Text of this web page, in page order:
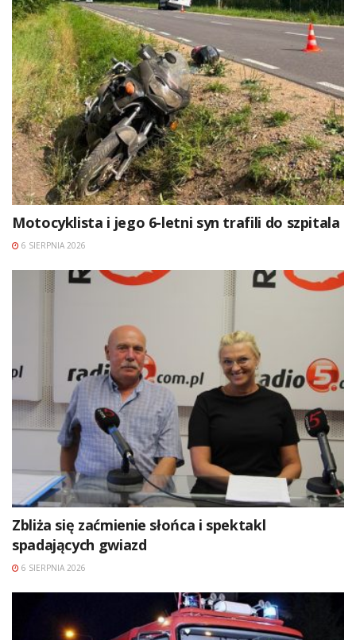
Motocyklista i jego 6-letni syn trafili do szpitala
6 SIERPNIA 2026
Zbliża się zaćmienie słońca i spektakl
spadających gwiazd
6 SIERPNIA 2026